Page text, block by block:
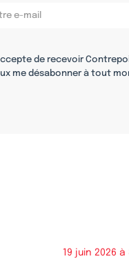
de recevoir
me désabonner à tout
19 juin 2026 à